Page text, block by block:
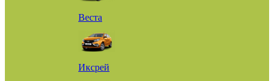
Веста
Иксрей